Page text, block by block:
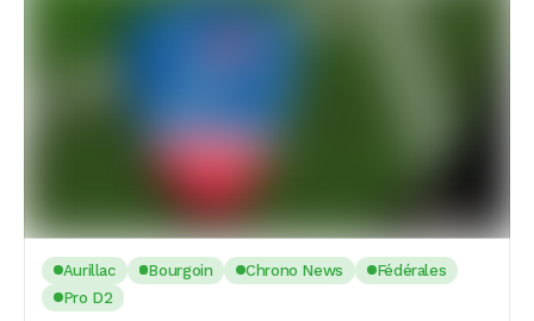
Aurillac Bourgoin Chrono News
Fédérales
Pro D2